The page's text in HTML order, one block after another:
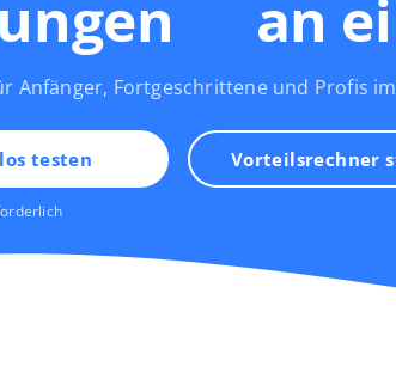
an
Anfänger, Fortgeschrittene und Profis
testen Vorteilsrechner